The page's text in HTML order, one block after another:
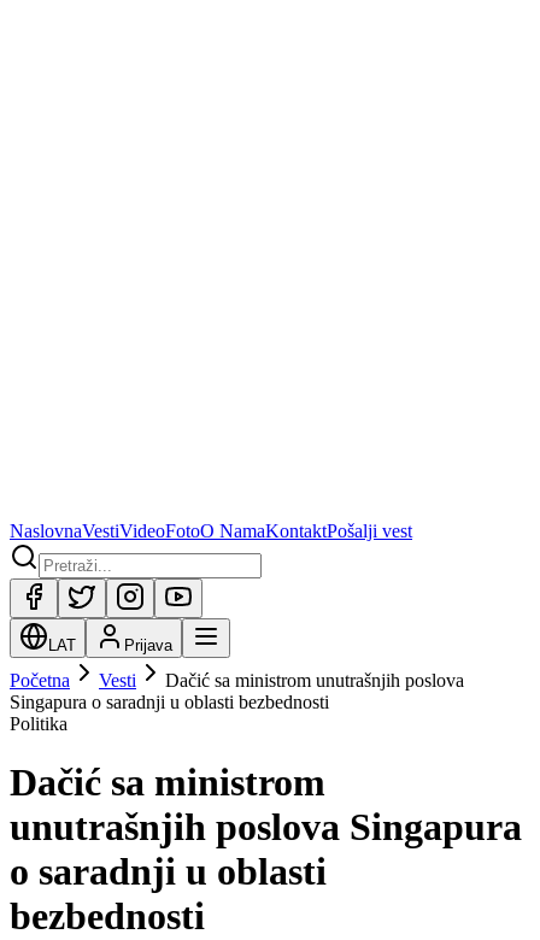
NaslovnaVestiVideoFotoO NamaKontaktPošalji vest
LAT Prijava
Početna Vesti
Dačić sa ministrom unutrašnjih poslova
Singapura o saradnji u oblasti bezbednosti
Politika
Dačić sa ministrom
unutrašnjih poslova Singapura
o saradnji u oblasti
bezbednosti